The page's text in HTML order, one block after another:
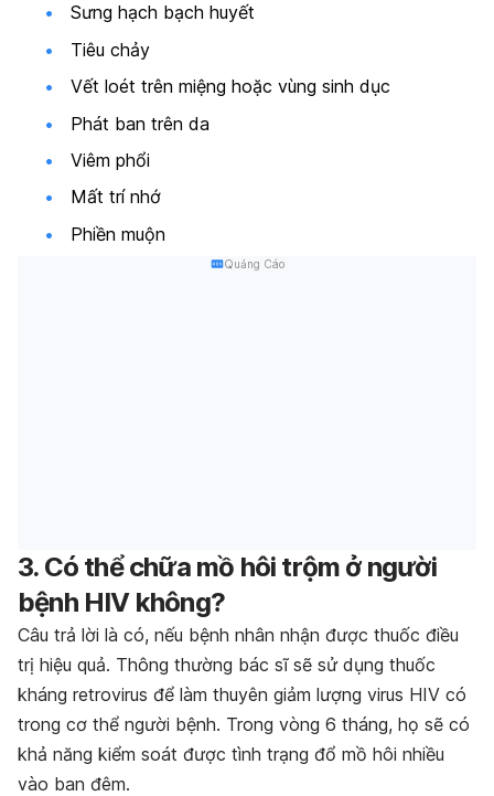
Sưng hạch bạch huyết
Tiêu chảy
Vết loét trên miệng hoặc vùng sinh dục
Phát ban trên da
Viêm phổi
Mất trí nhớ
Phiền muộn
Quảng Cáo
3. Có thể chữa mồ hôi trộm ở người
bệnh HIV không?
Câu trả lời là có, nếu bệnh nhân nhận được thuốc điều
trị hiệu quả. Thông thường bác sĩ sẽ sử dụng thuốc
kháng retrovirus để làm thuyên giảm lượng virus HIV có
trong cơ thể người bệnh. Trong vòng 6 tháng, họ sẽ có
khả năng kiểm soát được tình trạng đổ mồ hôi nhiều
vào ban đêm.